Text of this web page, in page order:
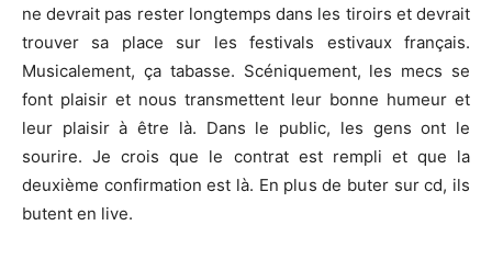
ne devrait pas rester longtemps dans les tiroirs et devrait
trouver sa place sur les festivals estivaux français.
Musicalement, ça tabasse. Scéniquement, les mecs se
font plaisir et nous transmettent leur bonne humeur et
leur plaisir à être là. Dans le public, les gens ont le
sourire. Je crois que le contrat est rempli et que la
deuxième confirmation est là. En plus de buter sur cd, ils
butent en live.